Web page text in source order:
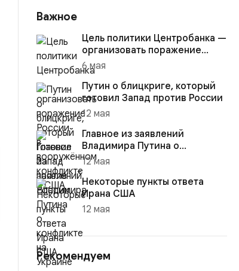
Важное
Цель политики Центробанка —
организовать поражение
России в вооружённом
конфликте с США
6 мая
Путин о блицкриге, который
готовил Запад против России
12 мая
Главное из заявлений
Владимира Путина о
конфликте на Украине
12 мая
Некоторые пункты ответа
Ирана США
12 мая
Рекомендуем